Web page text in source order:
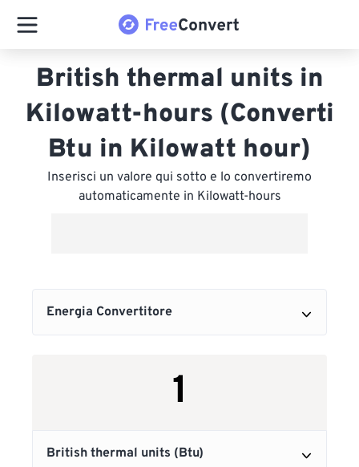
British thermal units in
Kilowatt-hours (Converti
Btu in Kilowatt hour)
Inserisci un valore qui sotto e lo convertiremo
automaticamente in Kilowatt-hours